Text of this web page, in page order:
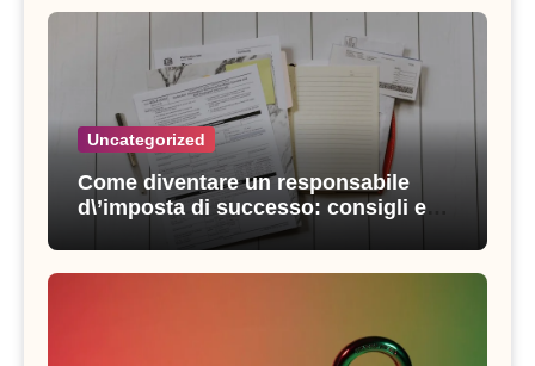
Uncategorized
Come diventare un responsabile
d\’imposta di successo: consigli e
strategie vincenti